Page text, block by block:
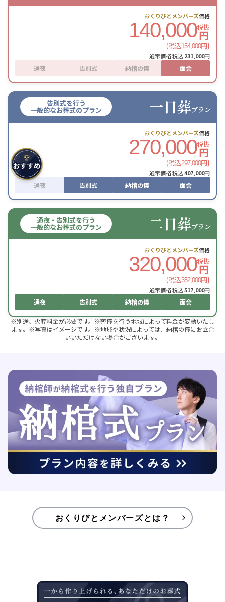
おくりびとメンバーズ価格
140,000税抜
円
(税込154,000円)
通常価格 税込231,000円
通夜 告別式 納棺の儀 面会
告別式を行う
一般的なお葬式のプラン 一日葬プラン
おくりびとメンバーズ価格
270,000税抜
円
(税込297,000円)
通常価格 税込407,000円
通夜 告別式 納棺の儀 面会
通夜・告別式を行う
一般的なお葬式のプラン 二日葬プラン
おくりびとメンバーズ価格
320,000税抜
円
(税込352,000円)
通常価格 税込517,000円
通夜 告別式 納棺の儀 面会
※別途、火葬料金が必要です。※葬儀を行う地域によって料金が変動いたし
ます。※写真はイメージです。※地域や状況によっては、納棺の儀にお立合
いいただけない場合がございます。
おくりびとメンバーズとは？